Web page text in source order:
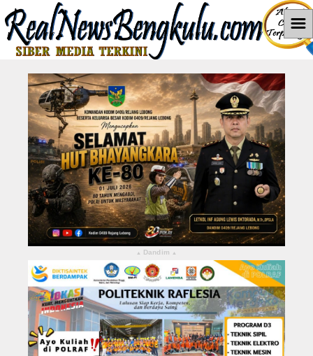
Home
News
Hukum dan Kriminal
Politik
Pendidikan
Pemerintahan
Berita Utama
LEBONG
KABUPATEN KEPAHIANG
KABUPATEN REJANG LEBONG
☰
▴ Dandim ▴